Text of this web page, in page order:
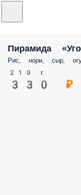
Пирамида
Рис, нори, сыр,
210 г.
330 ₽